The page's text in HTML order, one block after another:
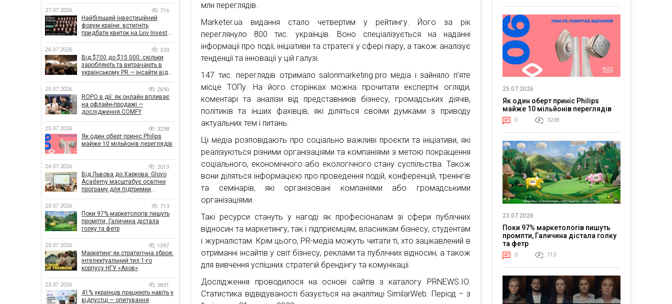
млн переглядів.
Marketer.ua видання стало четвертим у рейтингу. Його за рік
переглянуло 800 тис. українців. Воно спеціалізується на наданні
інформації про події, ініціативи та стратегії у сфері піару, а також аналізує
тенденції та інновації у цій галузі.
147 тис. переглядів отримало salonmarketing.pro медіа і зайняло п’яте
місце ТОПу. На його сторінках можна прочитати експертні огляди,
коментарі та аналізи від представників бізнесу, громадських діячів,
політиків та інших фахівців, які діляться своїми думками з приводу
актуальних тем і питань.
Ці медіа розповідають про соціально важливі проєкти та ініціативи, які
реалізуються різними організаціями та компаніями з метою покращення
соціального, економічного або екологічного стану суспільства. Також
вони діляться інформацією про проведення подій, конференцій, тренінгів
та семінарів, які організовані компаніями або громадськими
організаціями.
Такі ресурси стануть у нагоді як професіоналам зі сфери публічних
відносин та маркетингу, так і підприємцям, власникам бізнесу, студентам
і журналістам. Крім цього, PR-медіа можуть читати ті, хто зацікавлений в
отриманні інсайтів у світ бізнесу, реклами та публічних відносин, а також
для вивчення успішних стратегій брендінгу та комунікації.
Дослідження проводилося на основі сайтів з каталогу PRNEWS.IO.
Статистика відвідуваності базується на аналітиці SimilarWeb. Період – з
27.07.2026 716
Найбільший інвестиційний
форум країни: встигніть
придбати квиток на Lviv Invest
26.07.2026 533
Від $700 до $15 000: скільки
заробляють та витрачають в
українському PR — інсайти від
25.07.2026 2690
ROPO в дії: як онлайн впливає
на офлайн-продажі —
дослідження COMFY
25.07.2026 3238
Як один оберт приніс Philips
майже 10 мільйонів переглядів
24.07.2026 2013
Від Львова до Харкова: Glovo
Academy масштабує освітню
програму для підтримки
23.07.2026 713
Поки 97% маркетологів пишуть
промпти, Галичина дістала
голку та фетр
23.07.2026 1097
Маркетинг як стратегічна зброя:
інтелектуальний тил 1-го
корпусу НГУ «Азов»
23.07.2026 3831
41% українців працюють навіть у
відпустці — опитування
25.07.2026
Як один оберт приніс Philips
майже 10 мільйонів переглядів
0 3238
23.07.2026
Поки 97% маркетологів пишуть
промпти, Галичина дістала голку
та фетр
0 713